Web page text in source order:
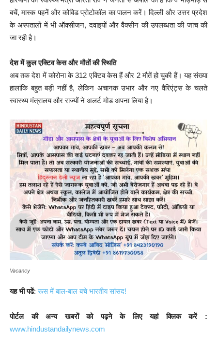
बचें, मास्क पहनें और कोविड प्रोटोकॉल का पालन करें। दिल्ली और उत्तर प्रदेश
के अस्पतालों में भी ऑक्सीजन, दवाइयों और वैक्सीन की उपलब्धता की जांच की
जा रही है।
देश में कुल एक्टिव केस और मौतों की स्थिति
अब तक देश में कोरोना के 312 एक्टिव केस हैं और 2 मौतें हो चुकी हैं। यह संख्या
हालांकि बहुत बड़ी नहीं है, लेकिन अचानक उभार और नए वैरिएंट्स के चलते
स्वास्थ्य मंत्रालय और राज्यों ने अलर्ट मोड अपना लिया है।
Vacancy
यह भी पढें:रूस में बाल-बाल बचे भारतीय सांसद!
पोर्टल की अन्य खबरों को पढ़ने के लिए यहां क्लिक करें :
www.hindustandailynews.com